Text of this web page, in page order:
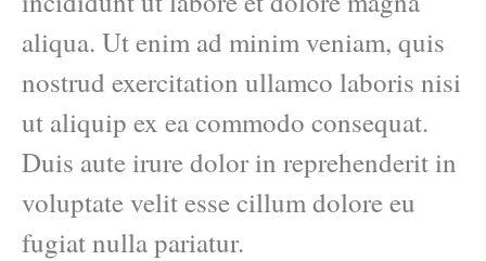
aliqua. Ut enim ad minim veniam, quis
nostrud exercitation ullamco laboris nisi
ut aliquip ex ea commodo consequat.
Duis aute irure dolor in reprehenderit in
voluptate velit esse cillum dolore eu
fugiat nulla pariatur.